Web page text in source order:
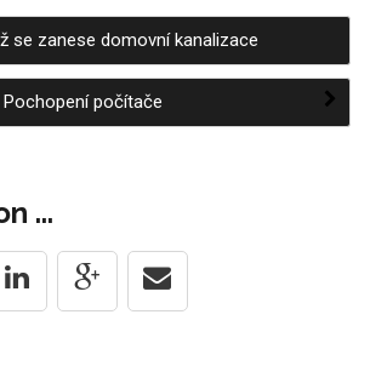
se zanese domovní kanalizace
Pochopení počítače
...